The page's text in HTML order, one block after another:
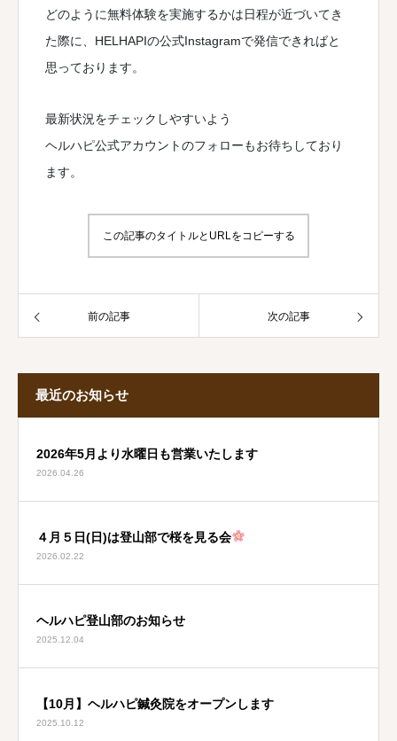
どのように無料体験を実施するかは日程が近づいてき
た際に、HELHAPIの公式Instagramで発信できればと
思っております。
最新状況をチェックしやすいよう
ヘルハピ公式アカウントのフォローもお待ちしており
ます。
この記事のタイトルとURLをコピーする
前の記事 次の記事
最近のお知らせ
2026年5月より水曜日も営業いたします
2026.04.26
４月５日(日)は登山部で桜を見る会
2026.02.22
ヘルハピ登山部のお知らせ
2025.12.04
【10月】ヘルハピ鍼灸院をオープンします
2025.10.12